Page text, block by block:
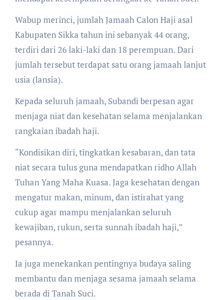
Wabup merinci, jumlah Jamaah Calon Haji asal
Kabupaten Sikka tahun ini sebanyak 44 orang,
terdiri dari 26 laki-laki dan 18 perempuan. Dari
jumlah tersebut terdapat satu orang jamaah lanjut
usia (lansia).
Kepada seluruh jamaah, Subandi berpesan agar
menjaga niat dan kesehatan selama menjalankan
rangkaian ibadah haji.
“Kondisikan diri, tingkatkan kesabaran, dan tata
niat secara tulus guna mendapatkan ridho Allah
Tuhan Yang Maha Kuasa. Jaga kesehatan dengan
mengatur makan, minum, dan istirahat yang
cukup agar mampu menjalankan seluruh
kewajiban, rukun, serta sunnah ibadah haji,”
pesannya.
Ia juga menekankan pentingnya budaya saling
membantu dan menjaga sesama jamaah selama
berada di Tanah Suci.